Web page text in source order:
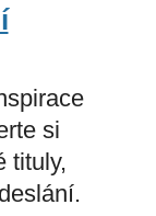
si
tituly,